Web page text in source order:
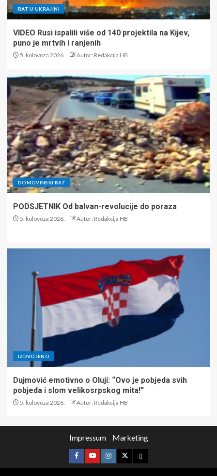
RAT U UKRAJINI
VIDEO Rusi ispalili više od 140 projektila na Kijev,
puno je mrtvih i ranjenih
5. kolovoza 2026. Autor: Redakcija HB
DOMOVINSKI RAT
PODSJETNIK Od balvan-revolucije do poraza
5. kolovoza 2026. Autor: Redakcija HB
IZDVOJENO
Dujmović emotivno o Oluji: “Ovo je pobjeda svih
pobjeda i slom velikosrpskog mita!”
5. kolovoza 2026. Autor: Redakcija HB
Impressum Marketing